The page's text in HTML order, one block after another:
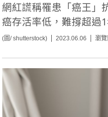
網紅謊稱罹患「癌王」
癌存活率低，難撐超過
(圖/ shutterstock) 2023.06.06 瀏